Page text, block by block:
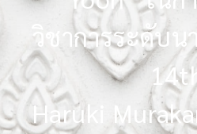
วิชาการระดับน
Haruki